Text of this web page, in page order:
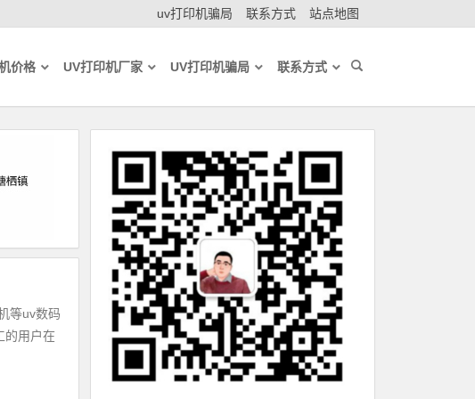
uv打印机骗局 联系方式 站点地图
价格 UV打印机厂家 UV打印机骗局 联系方式
等uv数码
的用户在